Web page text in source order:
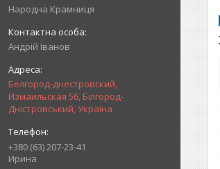
Народна Крамниця
Андрій Іванов
Белгород-днестровский,
Измаильская 56, Білгород-
Дністровський, Україна
+380 (63) 207-23-41
Ирина